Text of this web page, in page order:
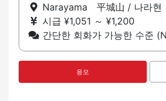
Narayama 平城山 / 나라현
시급 ¥1,051 ～ ¥1,200
간단한 회화가 가능한 수준
응모